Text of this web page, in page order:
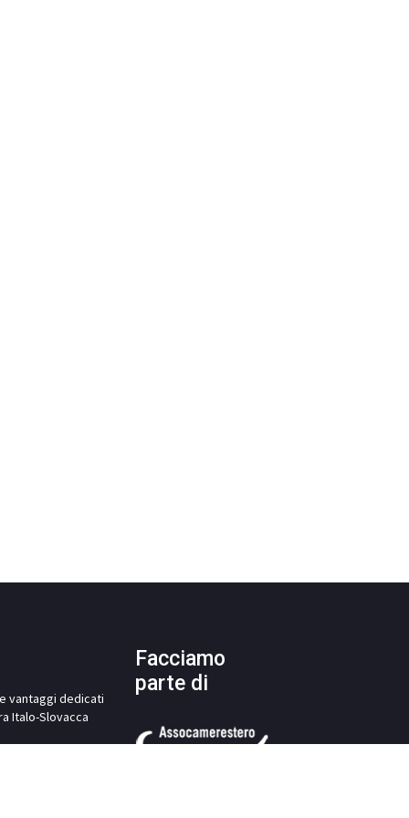
vantaggi dedicati
Italo-Slovacca
Facciamo
parte di